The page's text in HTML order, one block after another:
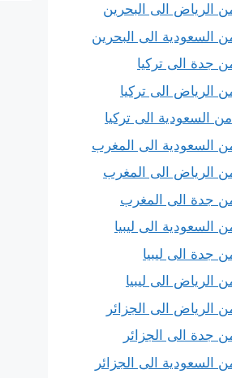
الى البحرين
الى البحرين
الى تركيا
الى تركيا
السعودية الى تركيا
الى المغرب
الرياض الى المغرب
جدة الى المغرب
الى ليبيا
الى ليبيا
الى ليبيا
الى الجزائر
الى الجزائر
الى الجزائر